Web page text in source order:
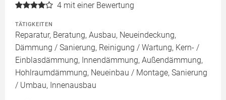
4 mit einer Bewertung
TÄTIGKEITEN
Reparatur, Beratung, Ausbau, Neueindeckung,
Dämmung / Sanierung, Reinigung / Wartung, Kern- /
Einblasdämmung, Innendämmung, Außendämmung,
Hohlraumdämmung, Neueinbau / Montage, Sanierung
/ Umbau, Innenausbau